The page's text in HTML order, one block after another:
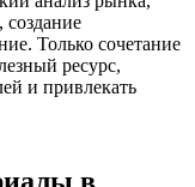
Только сочетание
ресурс,
и привлекать
в